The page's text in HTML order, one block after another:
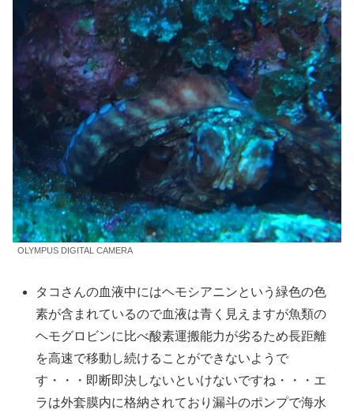
OLYMPUS DIGITAL CAMERA
タコさんの血液中にはヘモシアニンという緑色の色
素が含まれているので血液は青く見えますが魚類の
ヘモグロビンに比べ酸素運搬能力が劣るため長距離
を高速で移動し続けることができないようで
す・・・即断即決しないといけないですね・・・エ
ラは外套膜内に格納されており漏斗のポンプで海水